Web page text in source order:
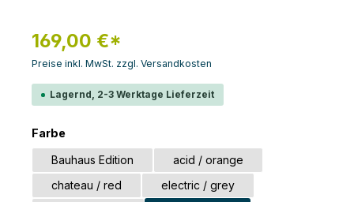
169,00 €*
Preise inkl. MwSt. zzgl. Versandkosten
Lagernd, 2-3 Werktage Lieferzeit
Farbeauswählen
Bauhaus Edition
acid / orange
chateau / red
electric / grey